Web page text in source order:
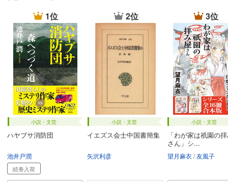
1位
小説・文芸
ハヤブサ消防団
池井戸潤
続巻入荷
2位
小説・文芸
イエズス会士中国書簡集
矢沢利彦
3位
小説・文芸
「わが家は祇園の
さん」シ...
望月麻衣 友風子